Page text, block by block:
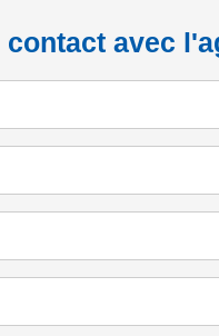
contact avec